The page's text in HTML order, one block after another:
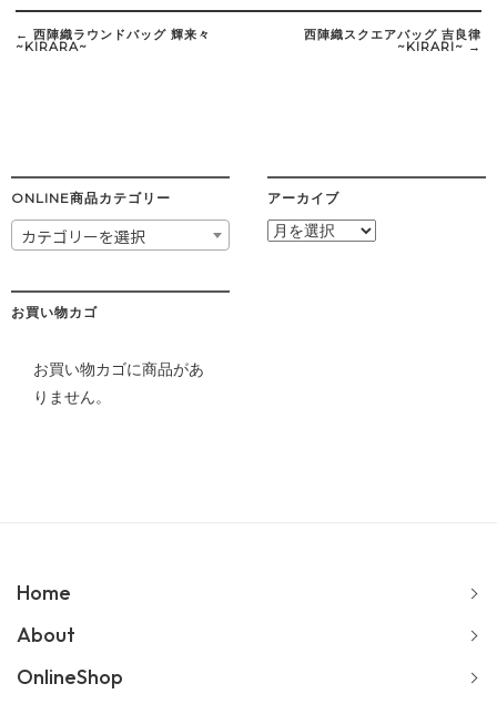
Post
navigation
← 西陣織ラウンドバッグ 輝来々
~KIRARA~
西陣織スクエアバッグ 吉良律
~KIRARI~ →
ONLINE商品カテゴリー
カテゴリーを選択
アーカイブ
ア
お買い物カゴ
お買い物カゴに商品があ
りません。
Home
About
OnlineShop